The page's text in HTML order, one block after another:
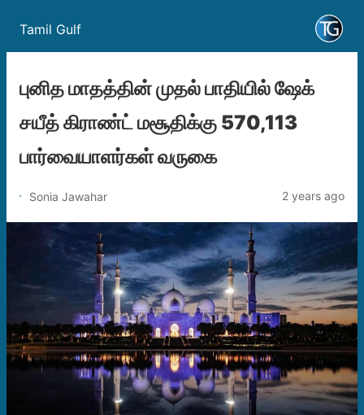
Tamil Gulf
புனித மாதத்தின் முதல் பாதியில் ஷேக்
சயீத் கிராண்ட் மசூதிக்கு 570,113
பார்வையாளர்கள் வருகை
Sonia Jawahar 2 years ago